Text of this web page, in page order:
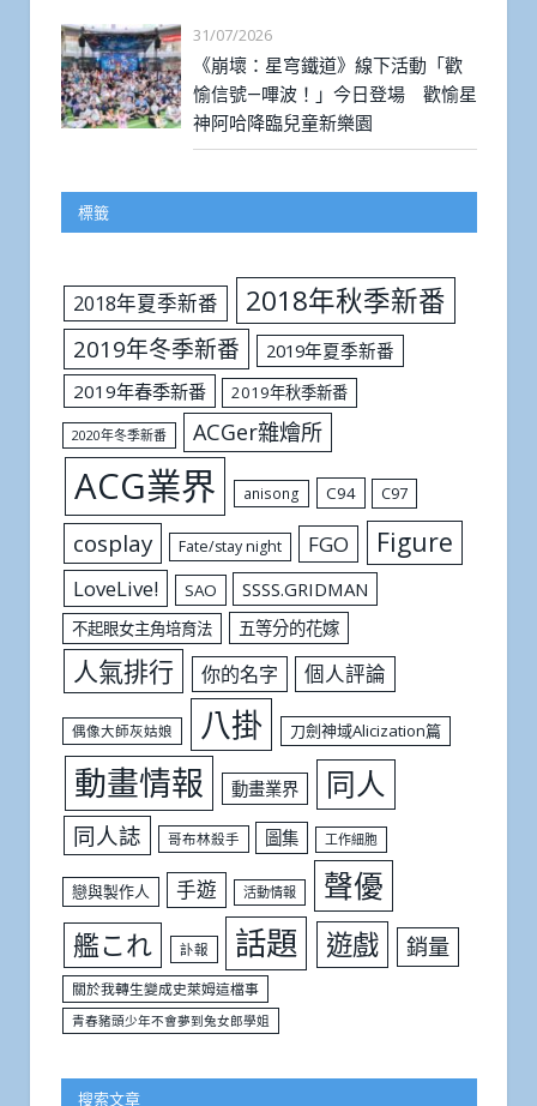
31/07/2026
《崩壞：星穹鐵道》線下活動「歡
愉信號—嗶波！」今日登場 歡愉星
神阿哈降臨兒童新樂園
標籤
2018年夏季新番 2018年秋季新番
2019年冬季新番
2019年夏季新番
2019年春季新番
2019年秋季新番
2020年冬季新番 ACGer雜燴所
ACG業界 anisong C94 C97
cosplay Fate/stay night FGO Figure
LoveLive! SAO SSSS.GRIDMAN
不起眼女主角培育法 五等分的花嫁
人氣排行 你的名字 個人評論
偶像大師灰姑娘 八掛 刀劍神域Alicization篇
動畫情報 動畫業界 同人
同人誌 哥布林殺手 圖集 工作細胞
戀與製作人 手遊 活動情報 聲優
艦これ 訃報 話題 遊戲 銷量
關於我轉生變成史萊姆這檔事
青春豬頭少年不會夢到兔女郎學姐
搜索文章